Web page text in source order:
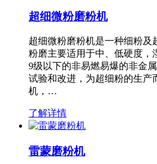
超细微粉磨粉机
超细微粉磨粉机是一种细粉及
粉磨主要适用于中、低硬度，
9级以下的非易燃易爆的非金
试验和改进，为超细粉的生产
机，…
了解详情
雷蒙磨粉机